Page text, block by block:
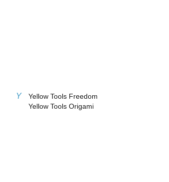
Y
Yellow Tools Freedom
Yellow Tools Origami